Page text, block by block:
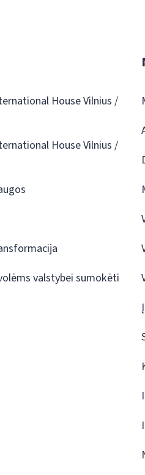
House Vilnius /
House Vilnius /
valstybei sumokėti